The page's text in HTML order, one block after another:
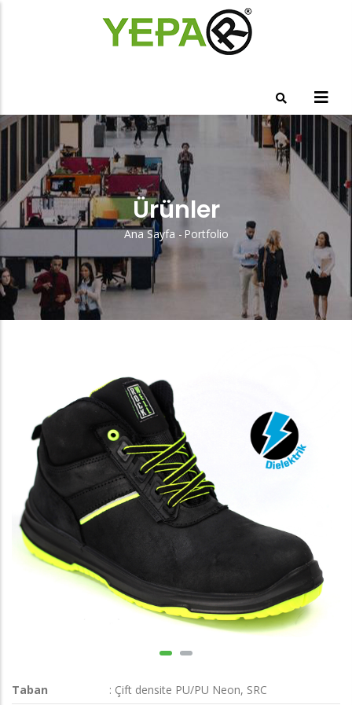
Ürünler
Sayfa
Yolu
Ana Sayfa - Portfolio
Taban
: Çift densite PU/PU Neon, SRC